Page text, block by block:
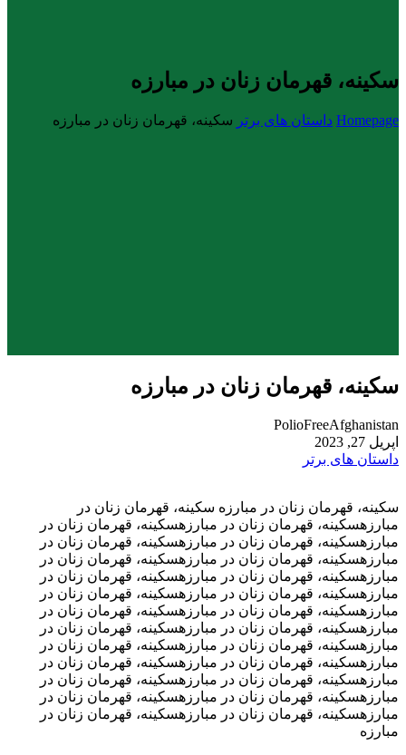
سکینه، قهرمان زنان در مبارزه
Homepage داستان های برتر سکینه، قهرمان زنان در مبارزه
سکینه، قهرمان زنان در مبارزه
PolioFreeAfghanistan
اپریل 27, 2023
داستان های برتر
سکینه، قهرمان زنان در مبارزه سکینه، قهرمان زنان در
مبارزهسکینه، قهرمان زنان در مبارزهسکینه، قهرمان زنان در
مبارزهسکینه، قهرمان زنان در مبارزهسکینه، قهرمان زنان در
مبارزهسکینه، قهرمان زنان در مبارزهسکینه، قهرمان زنان در
مبارزهسکینه، قهرمان زنان در مبارزهسکینه، قهرمان زنان در
مبارزهسکینه، قهرمان زنان در مبارزهسکینه، قهرمان زنان در
مبارزهسکینه، قهرمان زنان در مبارزهسکینه، قهرمان زنان در
مبارزهسکینه، قهرمان زنان در مبارزهسکینه، قهرمان زنان در
مبارزهسکینه، قهرمان زنان در مبارزهسکینه، قهرمان زنان در
مبارزهسکینه، قهرمان زنان در مبارزهسکینه، قهرمان زنان در
مبارزهسکینه، قهرمان زنان در مبارزهسکینه، قهرمان زنان در
مبارزهسکینه، قهرمان زنان در مبارزهسکینه، قهرمان زنان در
مبارزهسکینه، قهرمان زنان در مبارزهسکینه، قهرمان زنان در
مبارزه